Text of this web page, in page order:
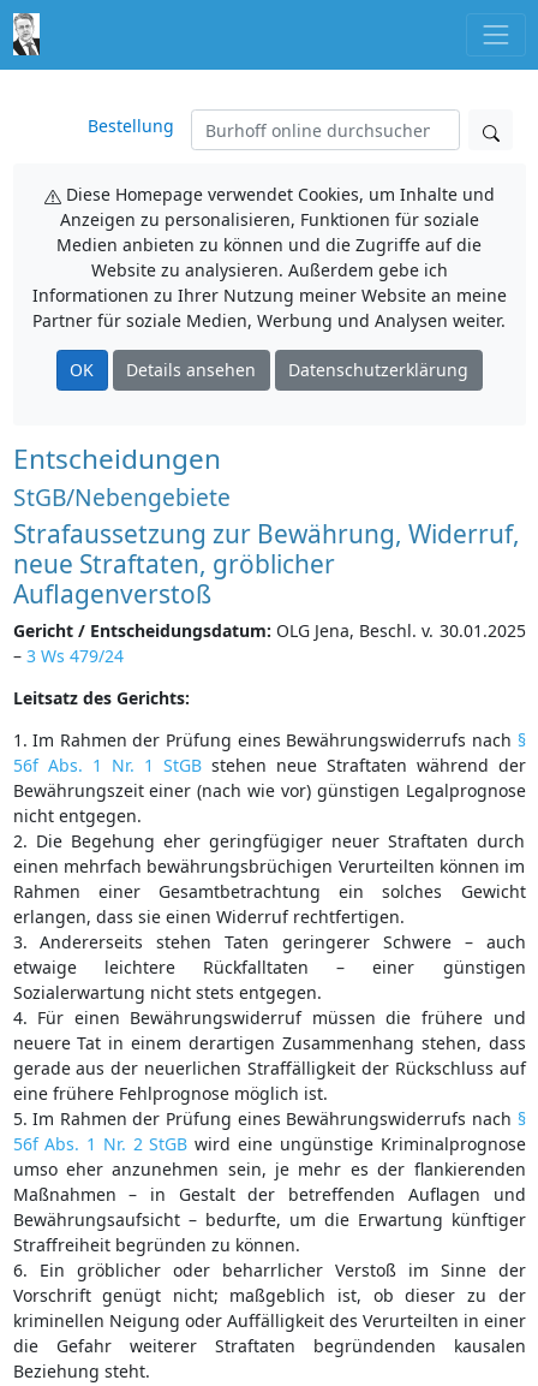
Bestellung
Diese Homepage verwendet Cookies, um Inhalte und
Anzeigen zu personalisieren, Funktionen für soziale
Medien anbieten zu können und die Zugriffe auf die
Website zu analysieren. Außerdem gebe ich
Informationen zu Ihrer Nutzung meiner Website an meine
Partner für soziale Medien, Werbung und Analysen weiter.
OK Details ansehen Datenschutzerklärung
Entscheidungen
StGB/Nebengebiete
Strafaussetzung zur Bewährung, Widerruf,
neue Straftaten, gröblicher
Auflagenverstoß
Gericht / Entscheidungsdatum: OLG Jena, Beschl. v. 30.01.2025
– 3 Ws 479/24
Leitsatz des Gerichts:
1. Im Rahmen der Prüfung eines Bewährungswiderrufs nach §
56f Abs. 1 Nr. 1 StGBstehen neue Straftaten während der
Bewährungszeit einer (nach wie vor) günstigen Legalprognose
nicht entgegen.
2. Die Begehung eher geringfügiger neuer Straftaten durch
einen mehrfach bewährungsbrüchigen Verurteilten können im
Rahmen einer Gesamtbetrachtung ein solches Gewicht
erlangen, dass sie einen Widerruf rechtfertigen.
3. Andererseits stehen Taten geringerer Schwere – auch
etwaige leichtere Rückfalltaten – einer günstigen
Sozialerwartung nicht stets entgegen.
4. Für einen Bewährungswiderruf müssen die frühere und
neuere Tat in einem derartigen Zusammenhang stehen, dass
gerade aus der neuerlichen Straffälligkeit der Rückschluss auf
eine frühere Fehlprognose möglich ist.
5. Im Rahmen der Prüfung eines Bewährungswiderrufs nach §
56f Abs. 1 Nr. 2 StGB wird eine ungünstige Kriminalprognose
umso eher anzunehmen sein, je mehr es der flankierenden
Maßnahmen – in Gestalt der betreffenden Auflagen und
Bewährungsaufsicht – bedurfte, um die Erwartung künftiger
Straffreiheit begründen zu können.
6. Ein gröblicher oder beharrlicher Verstoß im Sinne der
Vorschrift genügt nicht; maßgeblich ist, ob dieser zu der
kriminellen Neigung oder Auffälligkeit des Verurteilten in einer
die Gefahr weiterer Straftaten begründenden kausalen
Beziehung steht.